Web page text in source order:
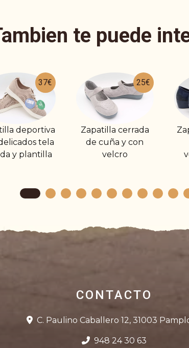
te puede
25€
cerrada
de cuña y con
velcro
22€
Zapatilla de vestir
señora con
velcro,goma y
CONTACTO
C. Paulino Caballero 12, 31003
948 24 30 63